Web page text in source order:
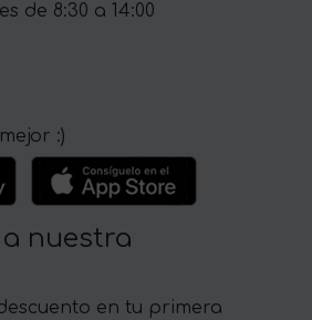
de 8:30 a 14:00
:)
nuestra
en tu primera